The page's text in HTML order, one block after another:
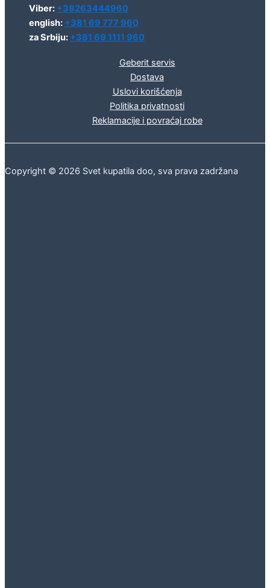
Viber: +38263444960
english: +381 69 777 960
za Srbiju: +381 69 1111 960
Geberit servis
Dostava
Uslovi korišćenja
Politika privatnosti
Reklamacije i povraćaj robe
Copyright © 2026 Svet kupatila doo, sva prava zadržana